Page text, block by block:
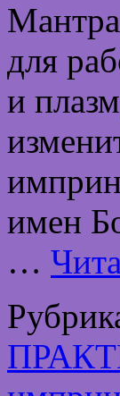
для
и
имен
…